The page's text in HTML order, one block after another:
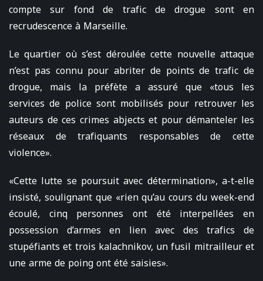
compte sur fond de trafic de drogue sont en
recrudescence à Marseille.
Le quartier où s’est déroulée cette nouvelle attaque
n’est pas connu pour abriter de points de trafic de
drogue, mais la préfète a assuré que «tous les
services de police sont mobilisés pour retrouver les
auteurs de ces crimes abjects et pour démanteler les
réseaux de trafiquants responsables de cette
violence».
«Cette lutte se poursuit avec détermination», a-t-elle
insisté, soulignant que «rien qu’au cours du week-end
écoulé, cinq personnes ont été interpellées en
possession d’armes en lien avec des trafics de
stupéfiants et trois kalachnikov, un fusil mitrailleur et
une arme de poing ont été saisies».